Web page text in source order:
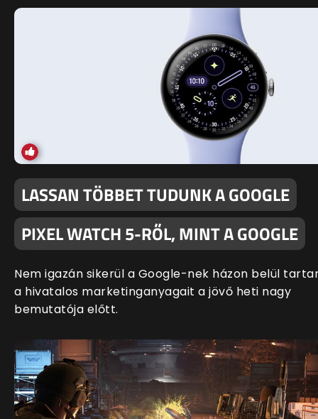
LASSAN TÖBBET TUDUNK A GOOGLE
PIXEL WATCH 5-RŐL, MINT A GOOGLE
Nem igazán sikerül a Google-nek házon belül
a hivatalos marketinganyagait a jövő heti nagy
bemutatója előtt.